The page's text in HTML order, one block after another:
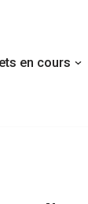
en cours